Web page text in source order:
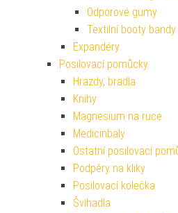
Odporové gumy
Textilní booty bandy
Expandéry
Posilovací pomůcky
Hrazdy, bradla
Knihy
Magnesium na ruce
Medicinbaly
Ostatní posilovací
Podpěry na kliky
Posilovací kolečka
Švihadla